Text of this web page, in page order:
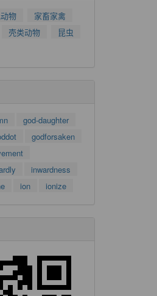
物
家畜家禽
壳类动物
昆虫
god-daughter
godforsaken
inwardness
ion ionize